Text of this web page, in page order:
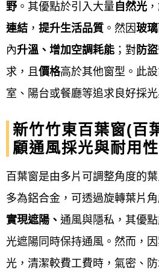
新框安裝：: 將新窗框
面，並確保水平與垂
膨脹螺栓或固定片。
填縫與密封：: 使用發
切割，並在接縫處施
保防水性與氣密性。
安裝窗扇與玻璃：: 小
扇和玻璃安裝到位，
完工驗收與收款 ：
野。其優點於引入大量 自然光
連結 ， 提升生活品質 。然因玻
內升溫、增加空調耗能 ；對防
求，且價格高於其他窗型。此
室、陽台或餐廳等追求良好採
新竹竹東百葉窗(百
顧通風採光與耐用
百葉窗是由多片可調整角度的
多為鋁合金，可透過旋轉葉片
實現遮陽、 通風與隱私，其優
光遮陽同時保持通風。然而，
光，清潔較費工費時，氣密、